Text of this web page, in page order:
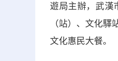
遊局主辦，武漢
（站）、文化
文化惠民大餐。